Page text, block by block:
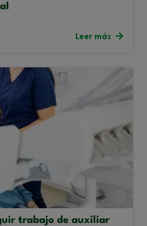
Leer más
trabajo de auxiliar